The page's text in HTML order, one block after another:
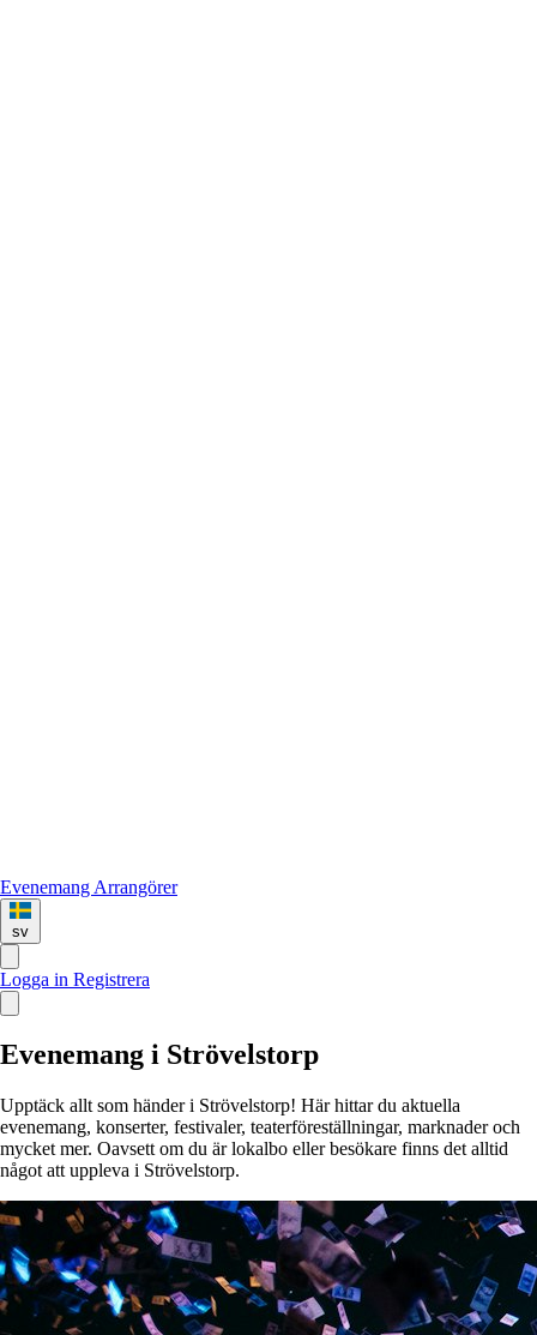
Evenemang Arrangörer
sv
Logga in Registrera
Evenemang i Strövelstorp
Upptäck allt som händer i Strövelstorp! Här hittar du aktuella
evenemang, konserter, festivaler, teaterföreställningar, marknader och
mycket mer. Oavsett om du är lokalbo eller besökare finns det alltid
något att uppleva i Strövelstorp.